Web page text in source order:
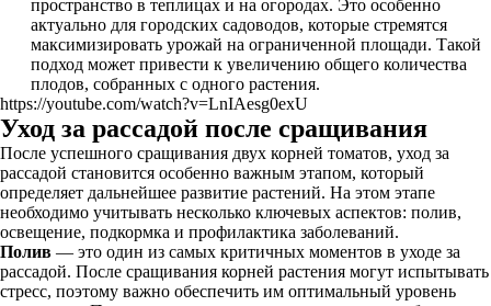
пространство в теплицах и на огородах. Это особенно
актуально для городских садоводов, которые стремятся
максимизировать урожай на ограниченной площади. Такой
подход может привести к увеличению общего количества
плодов, собранных с одного растения.
https://youtube.com/watch?v=LnIAesg0exU
Уход за рассадой после сращивания
После успешного сращивания двух корней томатов, уход за
рассадой становится особенно важным этапом, который
определяет дальнейшее развитие растений. На этом этапе
необходимо учитывать несколько ключевых аспектов: полив,
освещение, подкормка и профилактика заболеваний.
Полив — это один из самых критичных моментов в уходе за
рассадой. После сращивания корней растения могут испытывать
стресс, поэтому важно обеспечить им оптимальный уровень